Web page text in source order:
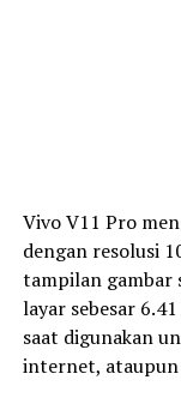
Vivo V11 Pro
dengan resolusi
tampilan gambar
layar sebesar
saat digunakan
internet, ataupun